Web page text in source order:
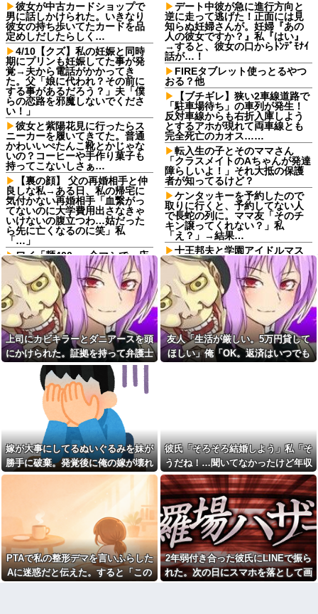
彼女が中古カードショップで
男に話しかけられた。いきなり
彼女の持ち歩いてたカードを品
定めしだしたらしく…
4/10【クズ】私の妊娠と同時
期にプリンも妊娠してた事が発
覚→夫から電話がかかってき
た。父「娘に代われ？その前に
する事があるだろう？」夫「僕
らの恋路を邪魔しないでくださ
い！」
彼女と紫陽花見に行ったらス
ニーカーを履いてきてた。普通
かわいいぺたんこ靴とかじゃな
いの？コーヒーや手作り菓子も
持ってこないしさぁ…
【裏の顔】 父の再婚相手と仲
良しな私→ある日、私の帰宅に
気付かない再婚相手「血繋がっ
てないのに大学費用出さなきゃ
いけないの腹立つわ…姑だった
ら先に亡くなるのに笑」私
「…」
ワイ「麺400g、全マシで」店
主「ウチのマシは多いです
よ！」ワイ「いいから」
一人っ子母子家庭育ちワイ(26)
無職の母親が再婚するらしくて
驚愕
【悲報】「抱かれたくない
男」レジェンドの江頭2:50さ
ん、変わり果てた姿で発見され
る
【画像】速水もこみちが新オ
ープンしたカフェ、サンドイッ
チ1つ3000円←コレは妥当だと思
う？？？？？？
マジで「女しか」使わない言
葉ｗｗｗｗｗｗｗｗｗｗｗｗｗ
ｗｗｗｗｗｗｗｗｗｗｗｗｗｗ
【驚愕】義実家の“素手おにぎ
り”が汚くて無理！ 「子どもに食
べさせたくない！！」←お前ら
は食べられる？？？？？？
【後編】フードコートで鉢合
わせした託児ママに「食べてい
る間でいいから」と子供を押し
付けられた。本当に食べてる間
だけ見て、店に迷子として預け
たら…
友達にフリンしてる事を打ち
明けられた。私もその頃、旦那
とうまくいっておらず...
デート中彼が急に進行方向と
逆に走って逃げた！正面には見
知らぬ妊婦さんが。妊婦『あの
人の彼女ですか？』私『はい』
→すると、彼女の口からﾄﾝﾃﾞﾓﾅｲ
話が…！
FIREタブレット使っとるやつ
おる？他
【ブチギレ】狭い2車線道路で
「駐車場待ち」の車列が発生！
反対車線からも右折入庫しよう
とするアホが現れて両車線とも
完全死亡のカオス……
転入生の子とそのママさん
「クラスメイトのAちゃんが発達
障らしいよ！」それ大抵の保護
者が知ってるけど？
ケンタッキーを予約したので
取りに行くと、予約してない人
で長蛇の列に。ママ友「そのチ
キン譲ってくれない？」私
「え？」→結果…
十王邦夫と学園アイドルマス
ター学マススレ
十王邦夫と学園アイドルマス
ター学マススレ
【訃報】名探偵コナン声優が
死去 → 今トンデモナイことにな
ってる・・・
私は相撲を見るのが趣味なん
だけど、男友達にニヤニヤしな
がら「スケベ女が」って言われ
た
い”された話ｗｗｗｗ
【ブチギレ】狭い2車線道路で
「駐車場待ち」の車列が発生！
反対車線からも右折入庫しよう
とするアホが現れて両車線とも
完全死亡のカオス……
会社クビになった正社員だけ
ど質問ある？
【画像】笑える画像、素敵な
画像、なんでも貼っていけｗｗ
ｗｗｗ
【衝撃】女叩きの弟を陰でサ
ポートする姉…その真意が怖す
ぎるｗｗｗｗ
上司にカビキラーとダニアースを頭
にかけられた。証拠を持って弁護士
に相談したら...
友人「生活が厳しい。5万円貸して
ほしい」俺「OK。返済はいつでも
嫁が大事にしてるぬいぐるみを妹が
勝手に破棄。発覚後に俺の嫁が壊れ
た
彼氏「そろそろ結婚しよう」私「そ
うだね！…聞いてなかったけど年収
とかって聞いてもいい？」彼氏「2
億かな」私「……は？」
PTAで私の整形デマを言いふらした
Aに迷惑だと伝えた。すると「この
2年弱付き合った彼氏にLINEで振ら
れた。次の日にスマホを落として画